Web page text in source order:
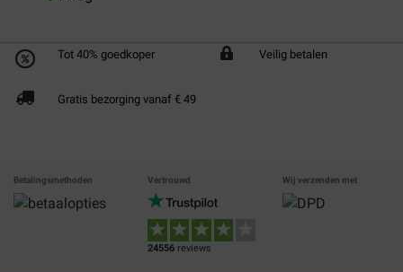
Tot 40% goedkoper Veilig betalen
Gratis bezorging vanaf € 49
Betalingsmethoden Vertrouwd
24556 reviews
Wij verzenden met